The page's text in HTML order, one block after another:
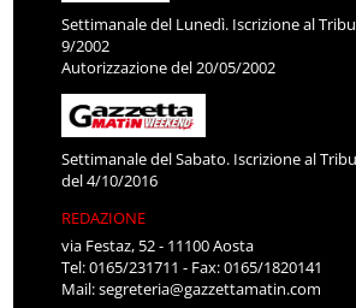
Settimanale del Lunedì. Iscrizione al
9/2002
Autorizzazione del 20/05/2002
Settimanale del Sabato. Iscrizione al
del 4/10/2016
REDAZIONE
via Festaz, 52 - 11100 Aosta
Tel: 0165/231711 - Fax: 0165/1820141
Mail:segreteria@gazzettamatin.com